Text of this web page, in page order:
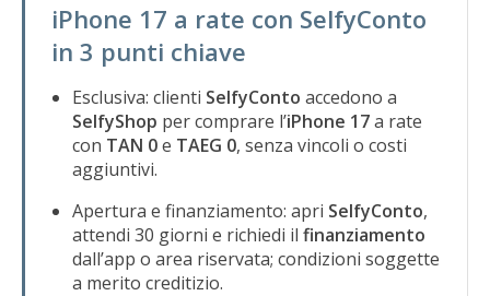
iPhone 17 a rate con SelfyConto
in 3 punti chiave
Esclusiva: clienti SelfyConto accedono a
SelfyShop per comprare l’iPhone 17a rate
con TAN 0e TAEG 0, senza vincoli o costi
aggiuntivi.
Apertura e finanziamento: apri SelfyConto,
attendi 30 giorni e richiedi ilfinanziamento
dall’app o area riservata; condizioni soggette
a merito creditizio.